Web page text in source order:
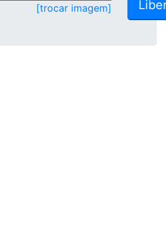
[trocar imagem]